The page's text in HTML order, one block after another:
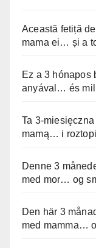
Această fetiță
mama ei… și a
Ez a 3 hónapos
anyával… és
Ta 3-
mamą… i
Denne 3
med mor… og
Den här 3
med mamma…